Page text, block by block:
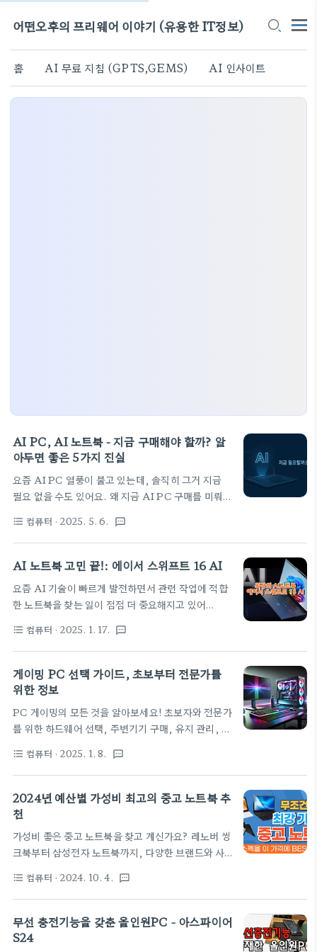
어떤오후의 프리웨어 이야기 (유용한 IT정보)
홈 AI 무료 지침 (GPTS,GEMS) AI 인사이트
AI PC, AI 노트북 - 지금 구매해야 할까? 알
아두면 좋은 5가지 진실
요즘 AI PC 열풍이 불고 있는데, 솔직히 그거 지금
필요 없을 수도 있어요. 왜 지금 AI PC 구매를 미뤄도
소비 전에 꼭 읽어보세요! 🧐 여러분, 요즘 컴퓨터 매
장만 가도 'AI PC'라는 단어가 안 보이는 곳이 없더라
고요. 마치 이거 안 사면 뒤처지는 것 같은 느낌이랄
요한 걸까요? 솔직히 저도 한 번쯤 끌렸지만, 좀 더 깊
이 알아보니 생각보다 복잡한 문제더라고요. 지난주
에 오랜만에 친구를 만났는데, 걔가 막 새로운 AI PC
구요. 😅 사실 저도 궁금해서 이것저것 찾아봤는데,..
format_list_bulleted 컴퓨터 · 2025. 5. 6. textsms
AI 노트북 고민 끝!: 에이서 스위프트 16 AI
요즘 AI 기술이 빠르게 발전하면서 관련 작업에 적합
한 노트북을 찾는 일이 점점 더 중요해지고 있어
위프트 16 AI를 발견하게 되었는데요. 단순히 "AI 기
술에 적합하다"를 넘어서, 성능, 디자인, 휴대성, 배
터리 지속 시간까지 어느 하나 빠지지 않는 제품이더
라고요. 그래서 오늘은 이 노트북의 각 특징을 구체적
최신 인텔 코어 울트라 7로 AI 작업에 최적화된 퍼포
먼스 에이서 스위프트 16 AI가 특별히 주목받는 이유
중 하나는 최신형 인텔 코어 울트라 7 258V 프로세서
있습니다. 우선, ..
format_list_bulleted 컴퓨터 · 2025. 1. 17. textsms
게이밍 PC 선택 가이드, 초보부터 전문가를
위한 정보
PC 게이밍의 모든 것을 알아보세요! 초보자와 전문가
를 위한 하드웨어 선택, 주변기기 구매, 유지 관리, 오
입니다. PC 게이밍은 단순한 취미를 넘어선 깊은 몰
입감을 제공합니다. 현대의 고사양 게임은 놀라운 그
래픽과 사실감 있는 사운드를 제공하며, 이러한 요소
들은 플레이어에게 현실을 초월한 경험을 선사합니
한 하드웨어와 설정이 필수입니다. 초보자에게는 게
이밍 PC 구매나 조립이 복잡하게 느껴질 수 있지만,
몇 가지 기본적인 개념만 알면 걱정할 필요가 없습니
팁과 유지 관리 정보를 제공할 것입니다. 🛒 ..
format_list_bulleted 컴퓨터 · 2025. 1. 8. textsms
2024년 예산별 가성비 최고의 중고 노트북 추
천
가성비 좋은 중고 노트북을 찾고 계신가요? 레노버 씽
크북부터 삼성전자 노트북까지, 다양한 브랜드와 사
적의 선택을 할 수 있도록 도와드립니다. 각 노트북의
가격, 성능, 특징 등을 상세히 분석해드리며, 실용성
과 성능을 고려한 추천 리스트를 제공합니다. 시작하
며최근 들어 중고 노트북에 대한 수요가 크게 늘고 있
format_list_bulleted 컴퓨터 · 2024. 10. 4. textsms
무선 충전기능을 갖춘 올인원PC - 아스파이어
S24